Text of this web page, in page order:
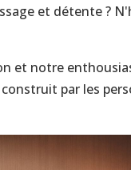
et détente ?
et notre
par les